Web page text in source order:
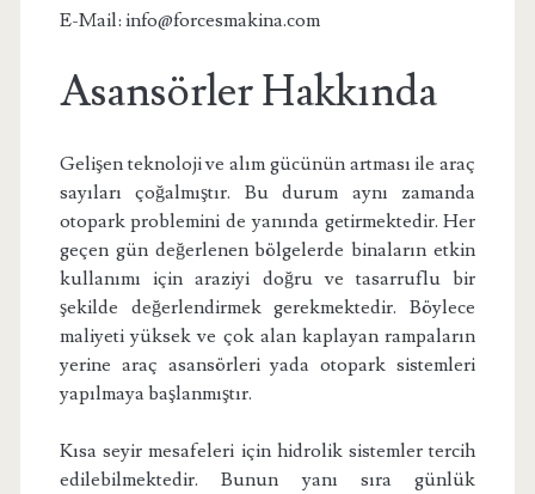
E-Mail: info@forcesmakina.com
Asansörler Hakkında
Gelişen teknoloji ve alım gücünün artması ile araç
sayıları çoğalmıştır. Bu durum aynı zamanda
otopark problemini de yanında getirmektedir. Her
geçen gün değerlenen bölgelerde binaların etkin
kullanımı için araziyi doğru ve tasarruflu bir
şekilde değerlendirmek gerekmektedir. Böylece
maliyeti yüksek ve çok alan kaplayan rampaların
yerine araç asansörleri yada otopark sistemleri
yapılmaya başlanmıştır.
Kısa seyir mesafeleri için hidrolik sistemler tercih
edilebilmektedir. Bunun yanı sıra günlük